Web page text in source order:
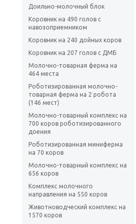
Доильно-молочный блок
Коровник на 490 голов с
навозоприемником
Коровник на 240 дойных коров
Коровник на 207 голов с ДМБ
Молочно-товарная ферма на
464 места
Роботизированная молочно-
товарная ферма на 2 робота
(146 мест)
Молочно-товарный комплекс на
700 коров роботизированного
доения
Роботизированная миниферма
на 70 коров
Молочно-товарный комплекс на
656 коров
Комплекс молочного
направления на 550 коров
Животноводческий комплекс на
1570 коров